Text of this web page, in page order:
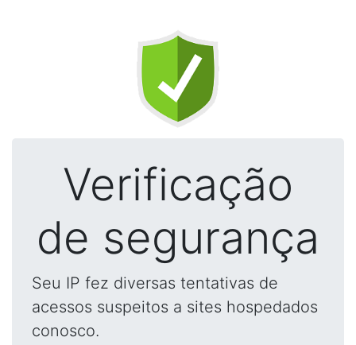
Verificação
de segurança
Seu IP fez diversas tentativas de
acessos suspeitos a sites hospedados
conosco.